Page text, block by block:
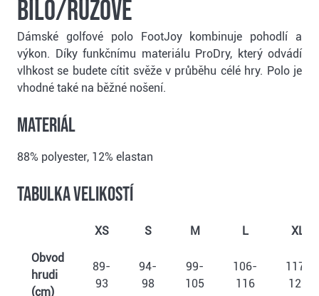
bílo/růžové
Dámské golfové polo FootJoy kombinuje pohodlí a
výkon. Díky funkčnímu materiálu ProDry, který odvádí
vlhkost se budete cítit svěže v průběhu célé hry. Polo je
vhodné také na běžné nošení.
Materiál
88% polyester, 12% elastan
Tabulka velikostí
XS S M L
XL
Obvod
hrudi
(cm)
89-
93
94-
98
99-
105
106-
116
117-
126